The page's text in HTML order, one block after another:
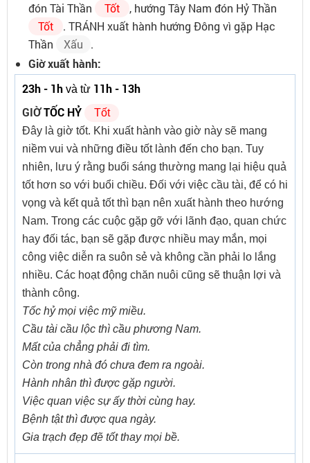
đón Tài Thần
Tốt
, hướng Tây Nam đón Hỷ Thần
Tốt
. TRÁNH xuất hành hướng Đông vì gặp Hạc
Thần
Xấu
.
Giờ xuất hành:
23h - 1h và từ 11h - 13h
GIỜTỐC HỶ
Tốt
Đây là giờ tốt. Khi xuất hành vào giờ này sẽ mang
niềm vui và những điều tốt lành đến cho bạn. Tuy
nhiên, lưu ý rằng buổi sáng thường mang lại hiệu quả
tốt hơn so với buổi chiều. Đối với việc cầu tài, để có hi
vọng và kết quả tốt thì bạn nên xuất hành theo hướng
Nam. Trong các cuộc gặp gỡ với lãnh đạo, quan chức
hay đối tác, bạn sẽ gặp được nhiều may mắn, mọi
công việc diễn ra suôn sẻ và không cần phải lo lắng
nhiều. Các hoạt động chăn nuôi cũng sẽ thuận lợi và
thành công.
Tốc hỷ mọi việc mỹ miều.
Cầu tài cầu lộc thì cầu phương Nam.
Mất của chẳng phải đi tìm.
Còn trong nhà đó chưa đem ra ngoài.
Hành nhân thì được gặp người.
Việc quan việc sự ấy thời cùng hay.
Bệnh tật thì được qua ngày.
Gia trạch đẹp đẽ tốt thay mọi bề.